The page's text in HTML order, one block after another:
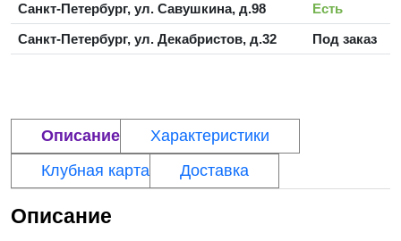
Санкт-Петербург, ул. Савушкина, д.98
Есть
Санкт-Петербург, ул. Декабристов, д.32
Под заказ
Описание
Характеристики
Клубная карта
Доставка
Описание